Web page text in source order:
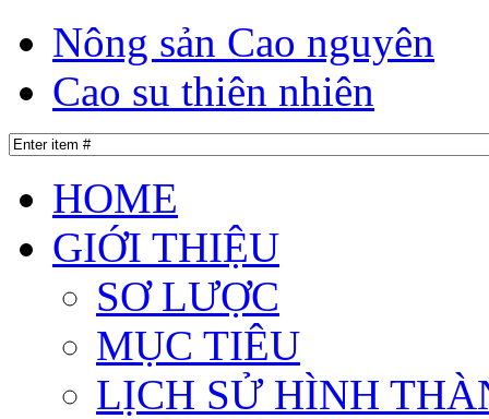
Nông sản Cao nguyên
Cao su thiên nhiên
HOME
GIỚI THIỆU
SƠ LƯỢC
MỤC TIÊU
LỊCH SỬ HÌNH